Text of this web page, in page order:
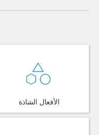
الأفعال الشاذة